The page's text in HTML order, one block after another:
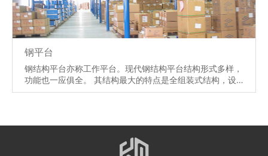
钢平台
钢结构平台亦称工作平台。现代钢结构平台结构形式多样，
功能也一应俱全。 其结构最大的特点是全组装式结构，设
计灵活，在现代的存储中较为广泛应用。 由钢材制成的工